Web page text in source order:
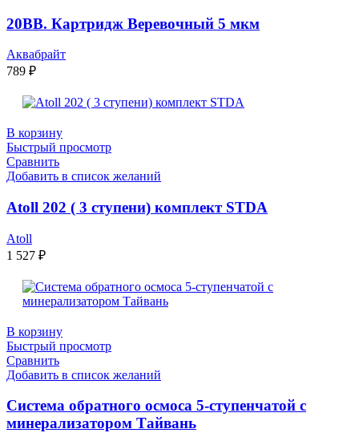
20ВВ. Картридж Веревочный 5 мкм
Аквабрайт
789 ₽
В корзину
Быстрый просмотр
Сравнить
Добавить в список желаний
Atoll 202 ( 3 ступени) комплект STDA
Atoll
1 527 ₽
В корзину
Быстрый просмотр
Сравнить
Добавить в список желаний
Система обратного осмоса 5-ступенчатой с
минерализатором Тайвань